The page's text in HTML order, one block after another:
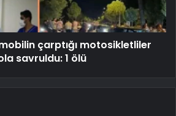
çarptığı motosikletliler
savruldu: 1 ölü